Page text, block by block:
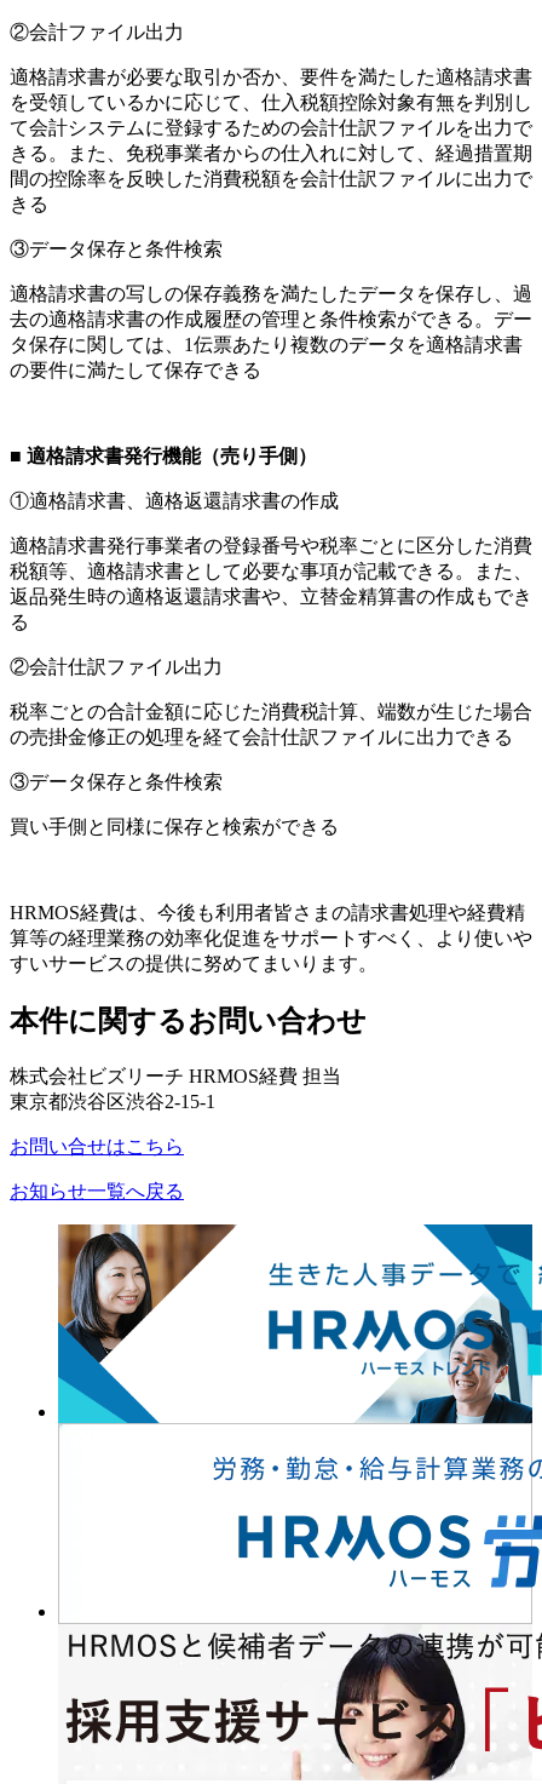
②会計ファイル出力
適格請求書が必要な取引か否か、要件を満たした適格請求書
を受領しているかに応じて、仕入税額控除対象有無を判別し
て会計システムに登録するための会計仕訳ファイルを出力で
きる。また、免税事業者からの仕入れに対して、経過措置期
間の控除率を反映した消費税額を会計仕訳ファイルに出力で
きる
③データ保存と条件検索
適格請求書の写しの保存義務を満たしたデータを保存し、過
去の適格請求書の作成履歴の管理と条件検索ができる。デー
タ保存に関しては、1伝票あたり複数のデータを適格請求書
の要件に満たして保存できる
■ 適格請求書発行機能（売り手側）
①適格請求書、適格返還請求書の作成
適格請求書発行事業者の登録番号や税率ごとに区分した消費
税額等、適格請求書として必要な事項が記載できる。また、
返品発生時の適格返還請求書や、立替金精算書の作成もでき
る
②会計仕訳ファイル出力
税率ごとの合計金額に応じた消費税計算、端数が生じた場合
の売掛金修正の処理を経て会計仕訳ファイルに出力できる
③データ保存と条件検索
買い手側と同様に保存と検索ができる
HRMOS経費は、今後も利用者皆さまの請求書処理や経費精
算等の経理業務の効率化促進をサポートすべく、より使いや
すいサービスの提供に努めてまいります。
本件に関するお問い合わせ
株式会社ビズリーチ HRMOS経費 担当
東京都渋谷区渋谷2-15-1
お問い合せはこちら
お知らせ一覧へ戻る